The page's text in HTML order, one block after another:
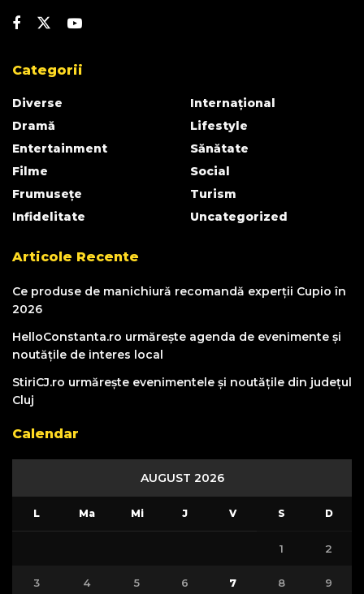
Categorii
Diverse
Dramă
Entertainment
Filme
Frumusețe
Infidelitate
Internațional
Lifestyle
Sănătate
Social
Turism
Uncategorized
Articole Recente
Ce produse de manichiură recomandă experții Cupio în
2026
HelloConstanta.ro urmărește agenda de evenimente și
noutățile de interes local
StiriCJ.ro urmărește evenimentele și noutățile din județul
Cluj
Calendar
AUGUST 2026
L Ma Mi J V S D
1 2
3 4 5 6 7 8 9